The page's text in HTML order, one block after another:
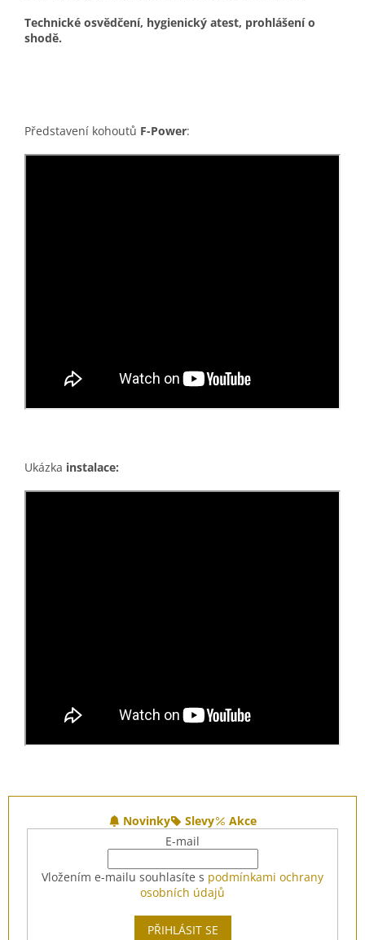
Technické osvědčení, hygienický atest, prohlášení o
shodě.
Představení kohoutů F-Power:
Ukázka instalace:
Novinky Slevy
Akce
E-mail
Vložením e-mailu souhlasíte s podmínkami ochrany
osobních údajů
PŘIHLÁSIT SE